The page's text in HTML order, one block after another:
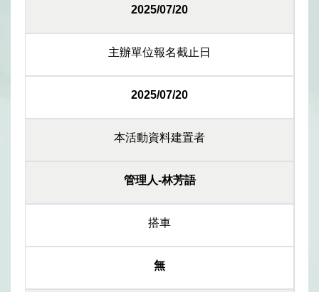
2025/07/20
主辦單位報名截止日
2025/07/20
本活動資料建置者
管理人-林芳語
搭車
無